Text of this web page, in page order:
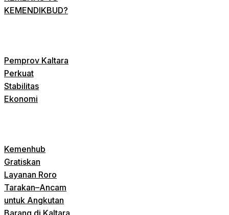
KEMENDIKBUD?
Pemprov Kaltara
Perkuat
Stabilitas
Ekonomi
Kemenhub
Gratiskan
Layanan Roro
Tarakan–Ancam
untuk Angkutan